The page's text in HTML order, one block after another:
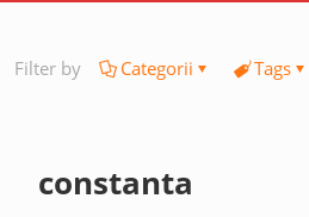
Filter by Categorii Tags
constanta